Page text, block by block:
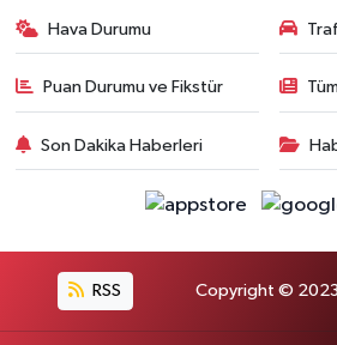
Hava Durumu
Puan Durumu ve Fikstür
Son Dakika Haberleri
RSS Copyright © 2023.